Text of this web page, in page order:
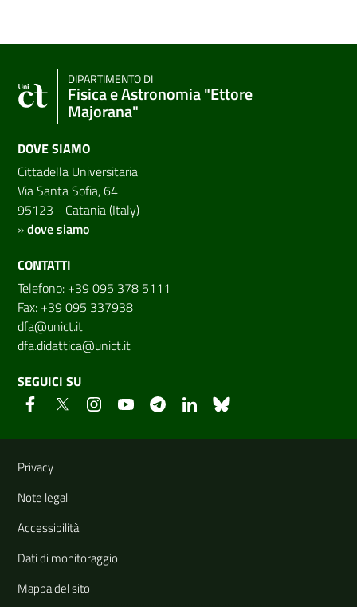
DIPARTIMENTO DI
Fisica e Astronomia "Ettore
Majorana"
DOVE SIAMO
Cittadella Universitaria
Via Santa Sofia, 64
95123 - Catania (Italy)
»dove siamo
CONTATTI
Telefono: +39 095 378 5111
Fax: +39 095 337938
dfa@unict.it
dfa.didattica@unict.it
SEGUICI SU
Link e informazioni utili
Privacy
Note legali
Accessibilità
Dati di monitoraggio
Mappa del sito